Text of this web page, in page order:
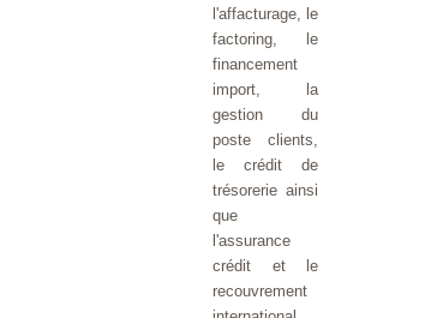
l'affacturage, le
factoring, le
financement
import, la
gestion du
poste clients,
le crédit de
trésorerie ainsi
que
l'assurance
crédit et le
recouvrement